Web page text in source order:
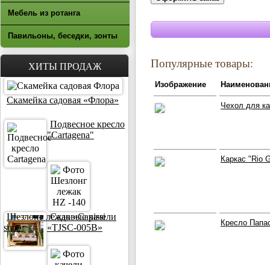
Мебель из ротанга
Павильоны, беседки, зонты
ХИТЫ ПРОДАЖ
Скамейка садовая «Флора»
Подвесное кресло
"Cartagena"
Шезлонг лежак «Capissi
sun»
Садовые качели
«TJSC-005B»
Популярные товары:
Изображение
Чехол для
Каркас "Rio
Кресло